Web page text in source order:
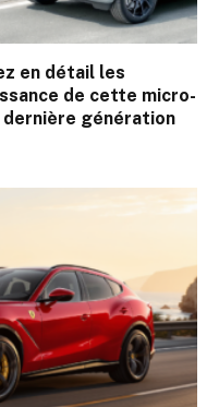
en détail les
de cette micro-
génération